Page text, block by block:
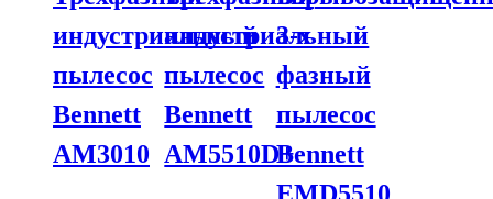
индустриальный
пылесос
Bennett
AM3010
индустриальный
пылесос
Bennett
AM5510D+
3-х
фазный
пылесос
Bennett
EMD5510